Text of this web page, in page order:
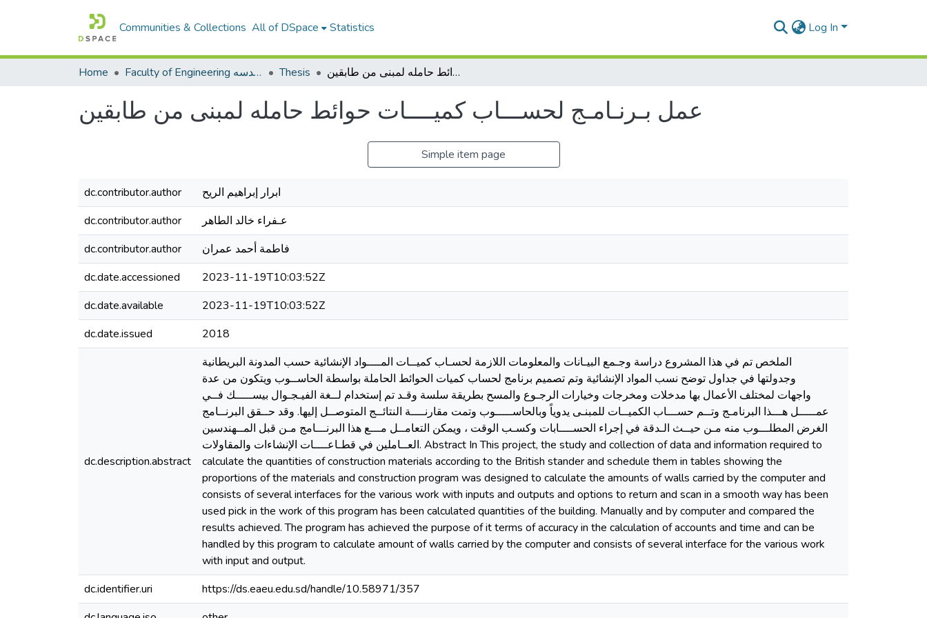
Communities & Collections All of DSpace Statistics Log In
Home Faculty of Engineering كلية الهندسه Thesis عمل بـرنـامـج لحســـاب كميــــات حوائط حامله لمبنى من طابقين
عمل بـرنـامـج لحســـاب كميــــات حوائط حامله لمبنى من طابقين
Simple item page
dc.contributor.author
ابرار إبراهيم الريح
dc.contributor.author
عـفراء خالد الطاهر
dc.contributor.author
فاطمة أحمد عمران
dc.date.accessioned
2023-11-19T10:03:52Z
dc.date.available
2023-11-19T10:03:52Z
dc.date.issued
2018
dc.description.abstract
الملخص تم في هذا المشروع دراسة وجـمع البيـانات والمعلومات اللازمة لحسـاب كميــات المــــواد الإنشائية حسب المدونة البريطانية
وجدولتها في جداول توضح نسب المواد الإنشائية وتم تصميم برنامج لحساب كميات الحوائط الحاملة بواسطة الحاســوب ويتكون من عدة
واجهات لمختلف الأعمال بها مدخلات ومخرجات وخيارات الرجـوع والمسح بطريقة سلسة وقـد تم إستخدام لــغة الفيـجـوال بيســـــك فــي
عمـــــل هـــذا البرنامـج وتــم حســـاب الكميــات للمبنـى يدوياً وبالحاســـــوب وتمت مقارنــــة النتائــج المتوصــل إليها. وقد حــقق البرنــامج
الغرض المطلـــوب منه مـن حيــث الـدقة في إجراء الحســــابات وكسـب الوقت ، ويمكن التعامــل مـــع هذا البرنـــامج مـن قبل المــهندسين
العــاملين في قطـاعــــات الإنشاءات والمقاولات. Abstract In This project, the study and collection of data and information required to
calculate the quantities of construction materials according to the British stander and schedule them in tables showing the
proportions of the materials and construction program was designed to calculate the amounts of walls carried by the computer and
consists of several interfaces for the various work with inputs and outputs and options to return and scan in a smooth way has been
used pick in the work of this program has been calculated quantities of the building. Manually and by computer and compared the
results achieved. The program has achieved the purpose of it terms of accuracy in the calculation of accounts and time and can be
handled by this program to calculate amount of walls carried by the computer and consists of several interface for the various work
with input and output.
dc.identifier.uri
https://ds.eaeu.edu.sd/handle/10.58971/357